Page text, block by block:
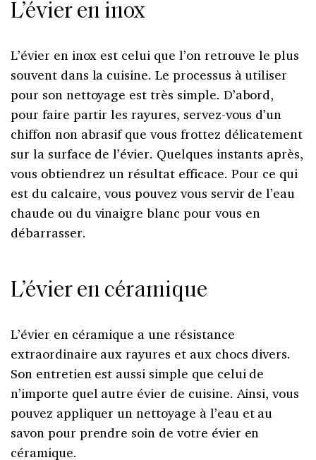
L’évier en inox
L’évier en inox est celui que l’on retrouve le plus
souvent dans la cuisine. Le processus à utiliser
pour son nettoyage est très simple. D’abord,
pour faire partir les rayures, servez-vous d’un
chiffon non abrasif que vous frottez délicatement
sur la surface de l’évier. Quelques instants après,
vous obtiendrez un résultat efficace. Pour ce qui
est du calcaire, vous pouvez vous servir de l’eau
chaude ou du vinaigre blanc pour vous en
débarrasser.
L’évier en céramique
L’évier en céramique a une résistance
extraordinaire aux rayures et aux chocs divers.
Son entretien est aussi simple que celui de
n’importe quel autre évier de cuisine. Ainsi, vous
pouvez appliquer un nettoyage à l’eau et au
savon pour prendre soin de votre évier en
céramique.